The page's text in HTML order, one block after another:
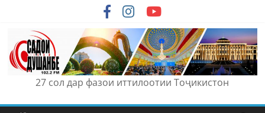
content
27 сол дар фазои иттилоотии Тоҷикистон